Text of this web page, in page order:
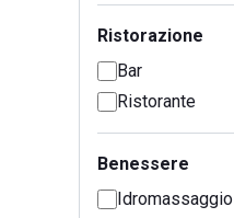
Ristorazione
Bar
Ristorante
Benessere
Idromassaggio